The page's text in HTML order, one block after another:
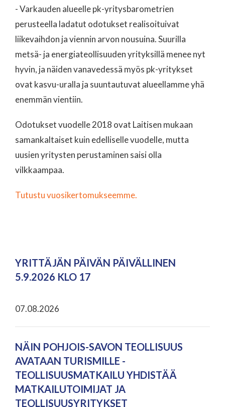
- Varkauden alueelle pk-yritysbarometrien
perusteella ladatut odotukset realisoituivat
liikevaihdon ja viennin arvon nousuina. Suurilla
metsä- ja energiateollisuuden yrityksillä menee nyt
hyvin, ja näiden vanavedessä myös pk-yritykset
ovat kasvu-uralla ja suuntautuvat alueellamme yhä
enemmän vientiin.
Odotukset vuodelle 2018 ovat Laitisen mukaan
samankaltaiset kuin edelliselle vuodelle, mutta
uusien yritysten perustaminen saisi olla
vilkkaampaa.
Tutustu vuosikertomukseemme.
YRITTÄJÄN PÄIVÄN PÄIVÄLLINEN
5.9.2026 KLO 17
07.08.2026
NÄIN POHJOIS-SAVON TEOLLISUUS
AVATAAN TURISMILLE -
TEOLLISUUSMATKAILU YHDISTÄÄ
MATKAILUTOIMIJAT JA
TEOLLISUUSYRITYKSET